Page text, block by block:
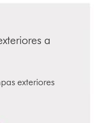
a
exteriores